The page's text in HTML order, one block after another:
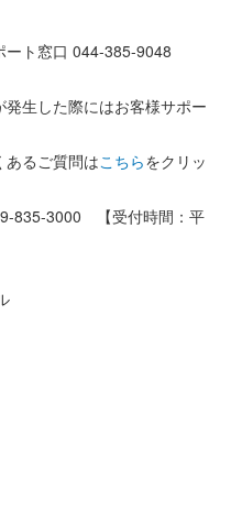
ート窓口 044-385-9048
生した際にはお客様サポー
あるご質問はこちらをクリッ
835-3000 【受付時間：平